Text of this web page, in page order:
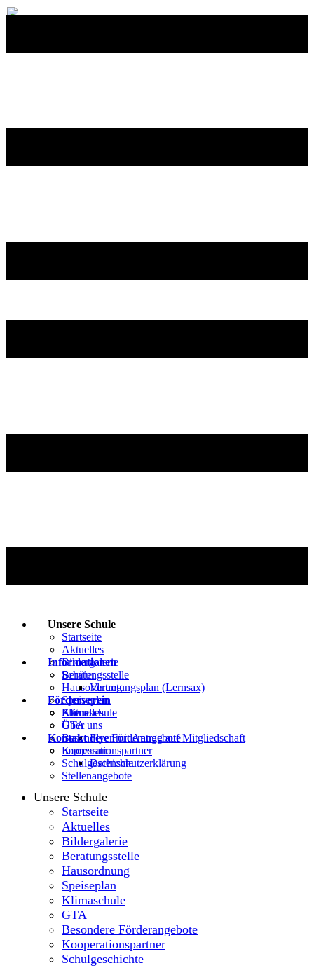
Unsere Schule
Startseite
Aktuelles
Bildergalerie
Beratungsstelle
Hausordnung
Speiseplan
Klimaschule
GTA
Besondere Förderangebote
Kooperationspartner
Schulgeschichte
Stellenangebote
Informationen
Schüler
Vertretungsplan (Lernsax)
Eltern
Förderverein
Aktuelles
Über uns
Flyer mit Antrag auf Mitgliedschaft
Kontakt
Impressum
Datenschutzerklärung
Unsere Schule
Startseite
Aktuelles
Bildergalerie
Beratungsstelle
Hausordnung
Speiseplan
Klimaschule
GTA
Besondere Förderangebote
Kooperationspartner
Schulgeschichte